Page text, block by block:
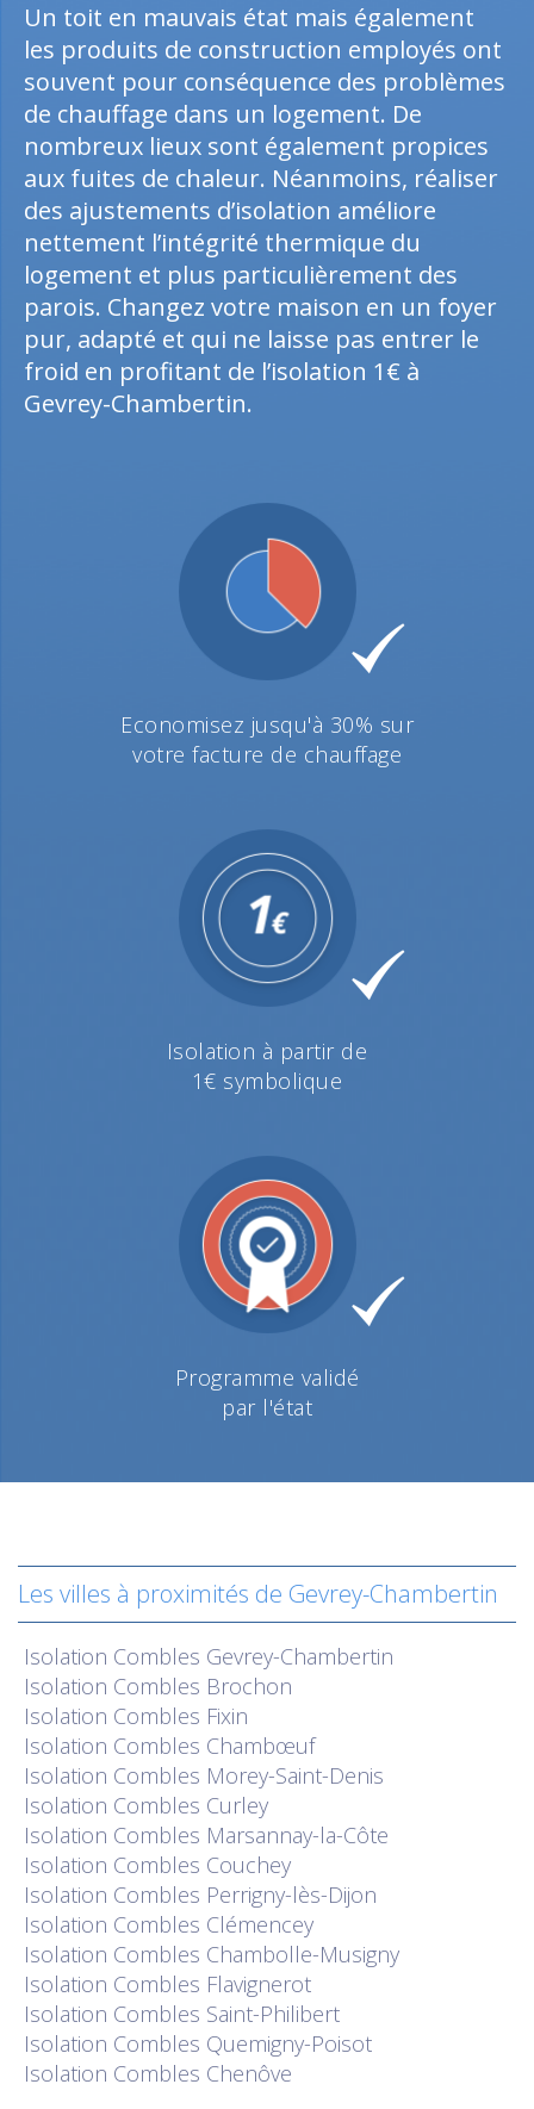
Un toit en mauvais état mais également
les produits de construction employés ont
souvent pour conséquence des problèmes
de chauffage dans un logement. De
nombreux lieux sont également propices
aux fuites de chaleur. Néanmoins, réaliser
des ajustements d’isolation améliore
nettement l’intégrité thermique du
logement et plus particulièrement des
parois. Changez votre maison en un foyer
pur, adapté et qui ne laisse pas entrer le
froid en profitant de l’isolation 1€ à
Gevrey-Chambertin.
Economisez jusqu'à 30% sur
votre facture de chauffage
Isolation à partir de
1€ symbolique
Programme validé
par l'état
Les villes à proximités de Gevrey-Chambertin
Isolation Combles Gevrey-Chambertin
Isolation Combles Brochon
Isolation Combles Fixin
Isolation Combles Chambœuf
Isolation Combles Morey-Saint-Denis
Isolation Combles Curley
Isolation Combles Marsannay-la-Côte
Isolation Combles Couchey
Isolation Combles Perrigny-lès-Dijon
Isolation Combles Clémencey
Isolation Combles Chambolle-Musigny
Isolation Combles Flavignerot
Isolation Combles Saint-Philibert
Isolation Combles Quemigny-Poisot
Isolation Combles Chenôve